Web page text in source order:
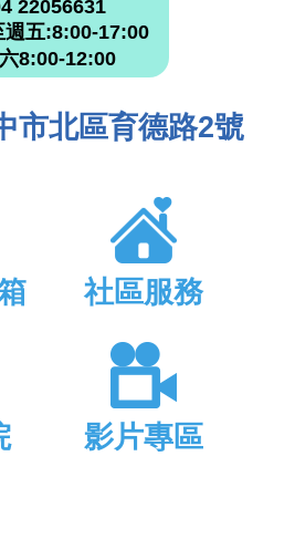
22056631
週五:8:00-17:00
8:00-12:00
市北區育德路2號
社區服務
影片專區